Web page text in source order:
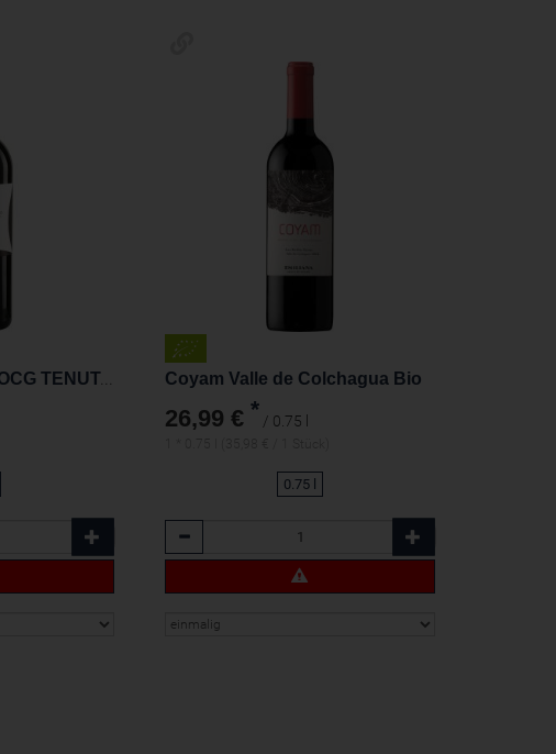
Chianti Classico DOCG TENUTA LA GABBIOLA San Michele Coyam Valle de Colchagua Bio
26,99 € * / 0.75 l
0.75 l